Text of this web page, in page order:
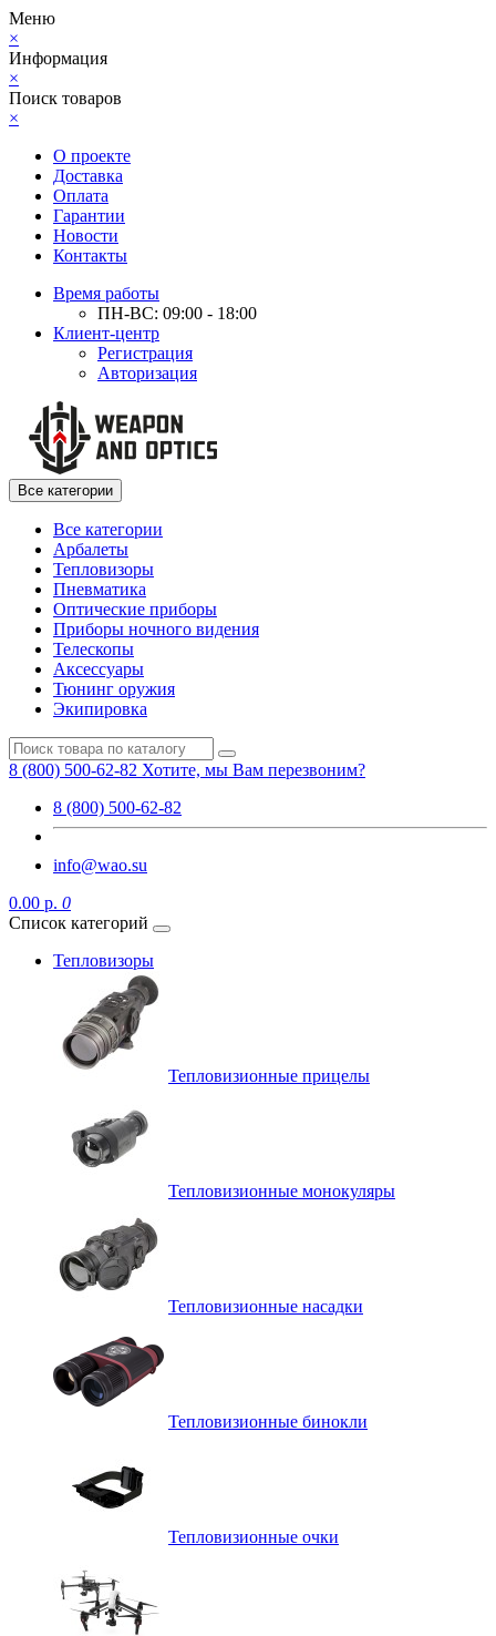
Меню
×
Информация
×
Поиск товаров
×
О проекте
Доставка
Оплата
Гарантии
Новости
Контакты
Время работы
ПН-ВС: 09:00 - 18:00
Клиент-центр
Регистрация
Авторизация
Все категории
Все категории
Арбалеты
Тепловизоры
Пневматика
Оптические приборы
Приборы ночного видения
Телескопы
Аксессуары
Тюнинг оружия
Экипировка
8 (800) 500-62-82 Хотите, мы Вам перезвоним?
8 (800) 500-62-82
info@wao.su
0.00 р. 0
Список категорий
Тепловизоры
Тепловизионные прицелы
Тепловизионные монокуляры
Тепловизионные насадки
Тепловизионные бинокли
Тепловизионные очки